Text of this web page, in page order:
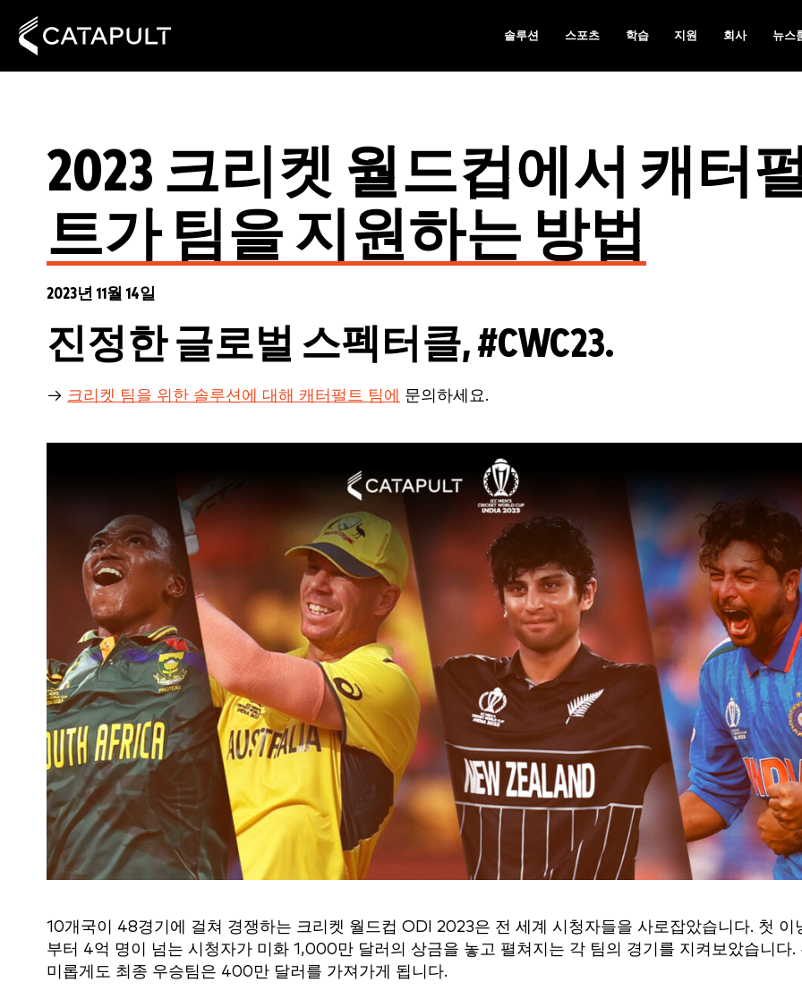
솔루션 스포츠 학습 지원 회사 뉴스
2023 크리켓 월드컵에서 캐터
트가 팀을 지원하는 방법
2023년 11월 14일
진정한 글로벌 스펙터클, #CWC23.
→ 크리켓 팀을 위한 솔루션에 대해 캐터펄트 팀에 문의하세요.
10개국이 48경기에 걸쳐 경쟁하는 크리켓 월드컵 ODI 2023은 전 세계 시청자들을 사로잡았습니다. 첫 이
부터 4억 명이 넘는 시청자가 미화 1,000만 달러의 상금을 놓고 펼쳐지는 각 팀의 경기를 지켜보았습니다.
미롭게도 최종 우승팀은 400만 달러를 가져가게 됩니다.